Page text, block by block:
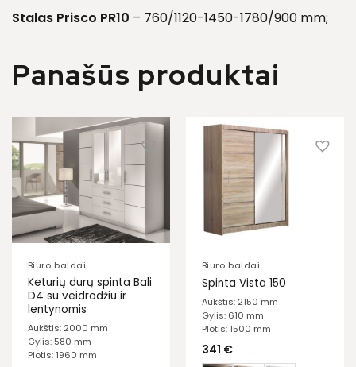
Stalas Prisco PR10 – 760/1120-1450-1780/900 mm;
Panašūs produktai
Biuro baldai
Keturių durų spinta Bali
D4 su veidrodžiu ir
lentynomis
Aukštis: 2000 mm
Gylis: 580 mm
Plotis: 1960 mm
Biuro baldai
Spinta Vista 150
Aukštis: 2150 mm
Gylis: 610 mm
Plotis: 1500 mm
341 €